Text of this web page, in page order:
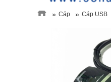
» Cáp » Cáp USB